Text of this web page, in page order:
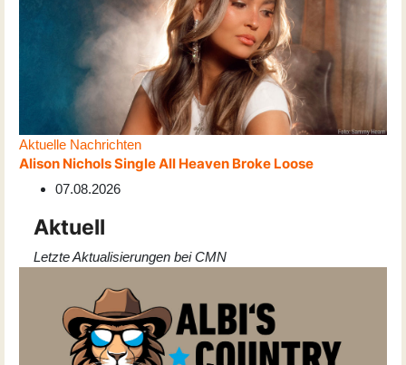
Aktuelle Nachrichten
Alison Nichols Single All Heaven Broke Loose
07.08.2026
Aktuell
Letzte Aktualisierungen bei CMN